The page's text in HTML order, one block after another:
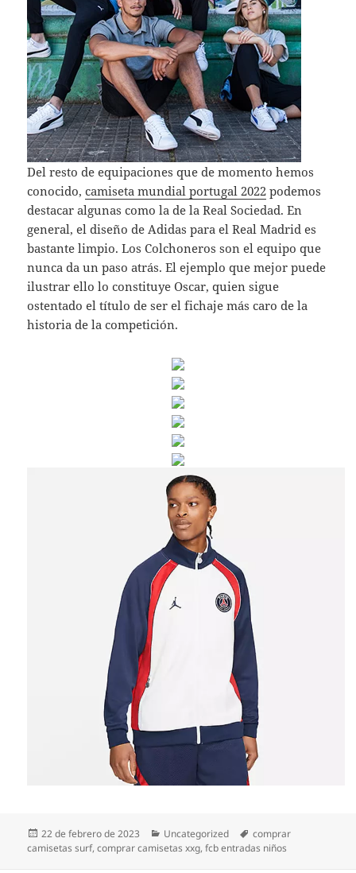
Del resto de equipaciones que de momento hemos
conocido,camiseta mundial portugal 2022 podemos
destacar algunas como la de la Real Sociedad. En
general, el diseño de Adidas para el Real Madrid es
bastante limpio. Los Colchoneros son el equipo que
nunca da un paso atrás. El ejemplo que mejor puede
ilustrar ello lo constituye Oscar, quien sigue
ostentado el título de ser el fichaje más caro de la
historia de la competición.
Publicado
el
22 de febrero de 2023 Categorías
Uncategorized Etiquetas
comprar
camisetas surf,comprar camisetas xxg,fcb entradas niños